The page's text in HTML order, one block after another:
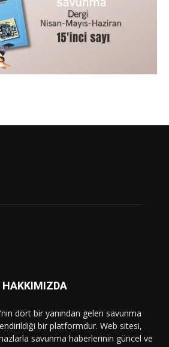
HAKKIMIZDA
dört bir yanından gelen savunma
bir platformdur. Web sitesi,
savunma haberlerinin güncel ve